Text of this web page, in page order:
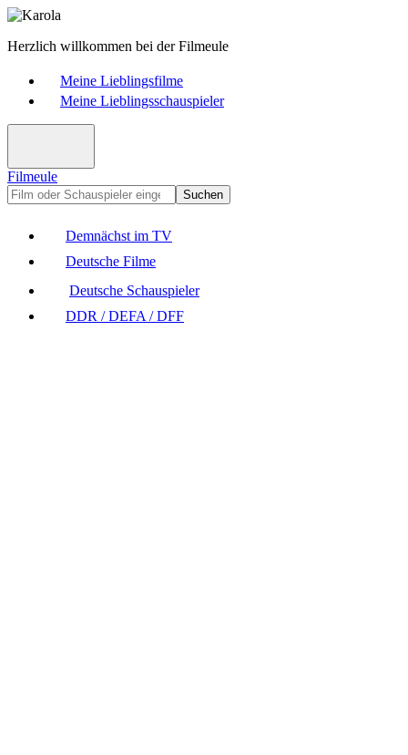
Herzlich willkommen bei der Filmeule
Meine Lieblingsfilme
Meine Lieblingsschauspieler
Filmeule
Suchen
Demnächst im TV
Deutsche Filme
Deutsche Schauspieler
DDR / DEFA / DFF